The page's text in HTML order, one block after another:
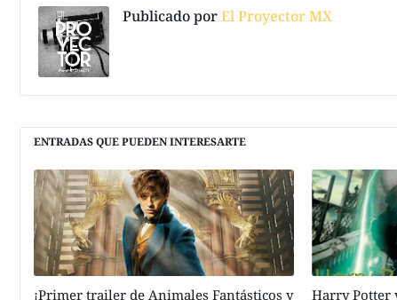
Publicado porEl Proyector MX
ENTRADAS QUE PUEDEN INTERESARTE
¡Primer trailer de Animales Fantásticos y
Harry Potter